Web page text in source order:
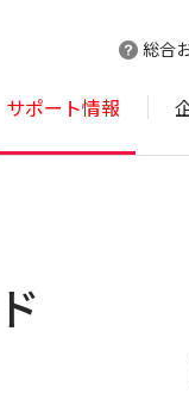
総合
サポート情報